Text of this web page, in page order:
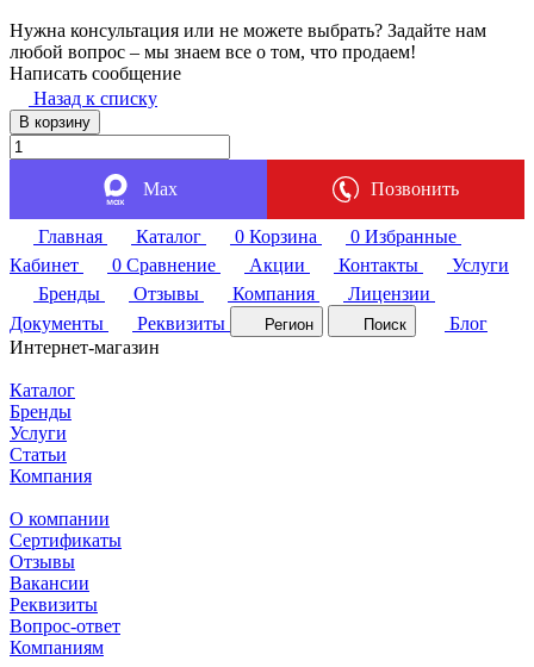
Нужна консультация или не можете выбрать? Задайте нам
любой вопрос – мы знаем все о том, что продаем!
Написать сообщение
Назад к списку
В корзину
Max Позвонить
Главная Каталог 0 Корзина 0 Избранные
Кабинет
0 Сравнение Акции Контакты
Услуги
Бренды
Отзывы Компания
Лицензии
Документы
Реквизиты Регион Поиск
Блог
Интернет-магазин
Каталог
Бренды
Услуги
Статьи
Компания
О компании
Сертификаты
Отзывы
Вакансии
Реквизиты
Вопрос-ответ
Компаниям